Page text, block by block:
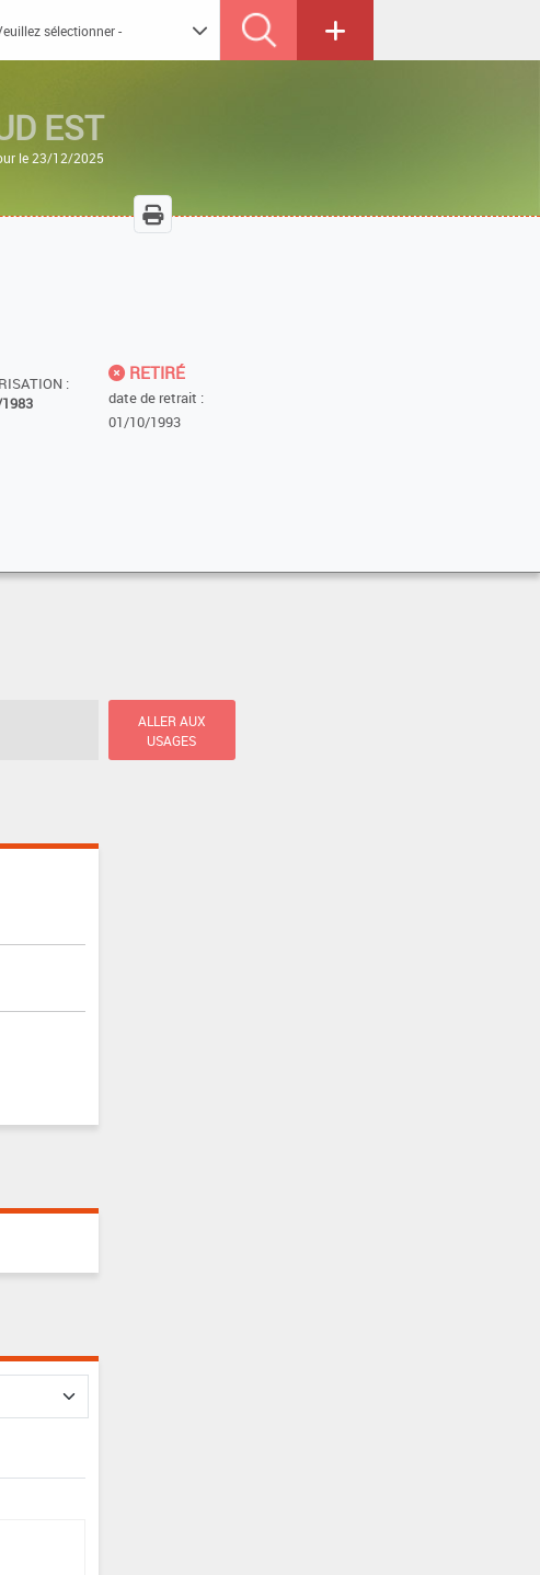
EST
le 23/12/2025
:
RETIRÉ
date de retrait :
01/10/1993
ALLER AUX
USAGES